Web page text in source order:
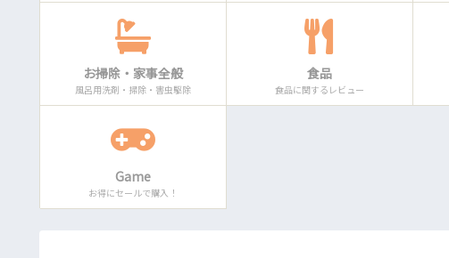
お掃除・家事全般
風呂用洗剤・掃除・害虫駆除
食品
食品に関するレビュー
Game
お得にセールで購入！